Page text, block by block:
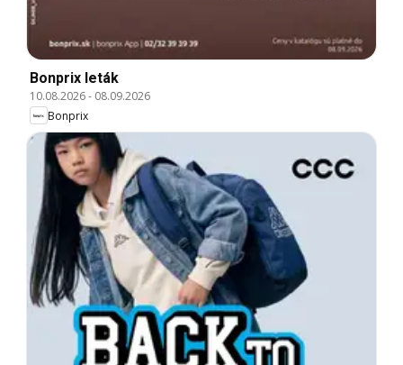
Bonprix leták
10.08.2026- 08.09.2026
Bonprix